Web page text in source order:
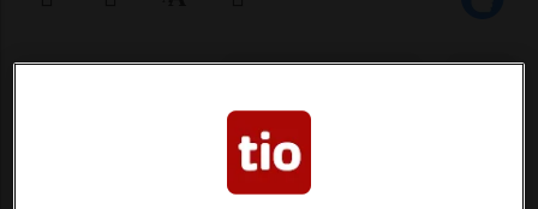
19 gen 2021 - 18:02 3
HARRISBURG - È stata localizzata ed
arrestata la donna che, durante l'assalto